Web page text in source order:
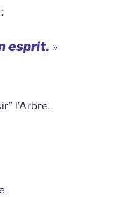
esprit. »
l’Arbre.